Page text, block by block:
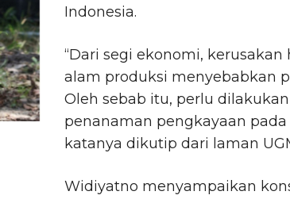
Indonesia.
“Dari segi ekonomi,
alam produksi menyebabkan
Oleh sebab itu, perlu
penanaman pengkayaan
katanya dikutip dari laman
Widiyatno menyampaikan